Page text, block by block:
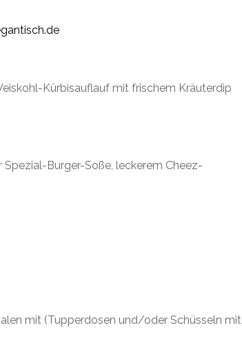
Kürbisauflauf mit frischem Kräuterdip
Burger-Soße, leckerem Cheez-
mit (Tupperdosen und/oder Schüsseln mit